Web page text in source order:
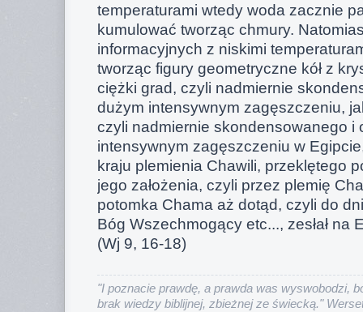
temperaturami wtedy woda zacznie
kumulować tworząc chmury.
informacyjnych z niskimi
tworząc figury geometryczne kół z
ciężki grad, czyli nadmiernie
dużym intensywnym zagęszczeniu,
czyli nadmiernie skondensowanego i
intensywnym zagęszczeniu w
kraju plemienia Chawili, przeklętego
jego założenia, czyli przez plemię
potomka Chama aż dotąd, czyli do
Bóg Wszechmogący etc..., zesłał na
(Wj 9, 16-18)
"I poznacie prawdę, a prawda was wyswobodzi,
brak wiedzy biblijnej, zbieżnej ze świecką."